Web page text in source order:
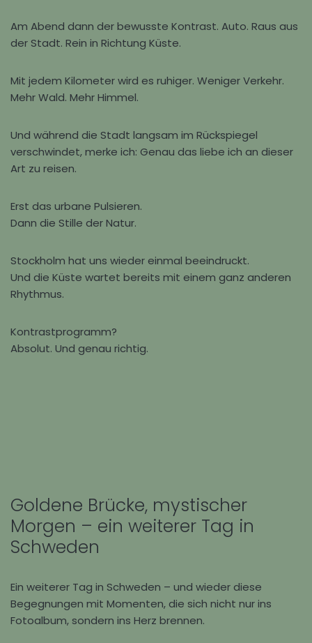
Am Abend dann der bewusste Kontrast. Auto. Raus aus
der Stadt. Rein in Richtung Küste.
Mit jedem Kilometer wird es ruhiger. Weniger Verkehr.
Mehr Wald. Mehr Himmel.
Und während die Stadt langsam im Rückspiegel
verschwindet, merke ich: Genau das liebe ich an dieser
Art zu reisen.
Erst das urbane Pulsieren.
Dann die Stille der Natur.
Stockholm hat uns wieder einmal beeindruckt.
Und die Küste wartet bereits mit einem ganz anderen
Rhythmus.
Kontrastprogramm?
Absolut. Und genau richtig.
Goldene Brücke, mystischer
Morgen – ein weiterer Tag in
Schweden
Ein weiterer Tag in Schweden – und wieder diese
Begegnungen mit Momenten, die sich nicht nur ins
Fotoalbum, sondern ins Herz brennen.